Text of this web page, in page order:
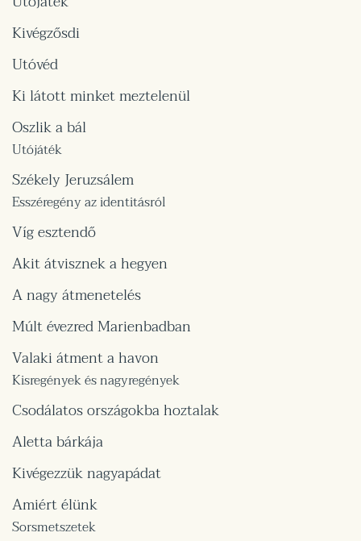
Kivégzősdi
Utóvéd
Ki látott minket meztelenül
Oszlik a bál
Utójáték
Székely Jeruzsálem
Esszéregény az identitásról
Víg esztendő
Akit átvisznek a hegyen
A nagy átmenetelés
Múlt évezred Marienbadban
Valaki átment a havon
Kisregények és nagyregények
Csodálatos országokba hoztalak
Aletta bárkája
Kivégezzük nagyapádat
Amiért élünk
Sorsmetszetek